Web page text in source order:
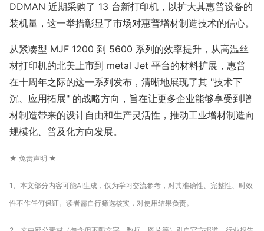
DDMAN 近期采购了 13 台新打印机，以扩大其惠普设备的
装机量，这一举措彰显了市场对惠普增材制造技术的信心。
从紧凑型 MJF 1200 到 5600 系列的效率提升，从高温丝
材打印机的北美上市到 metal Jet 平台的材料扩展，惠普
在十周年之际的这一系列发布，清晰地展现了其 "技术下
沉、应用拓展" 的战略方向，旨在让更多企业能够享受到增
材制造带来的设计自由和生产灵活性，推动工业增材制造向
规模化、普及化方向发展。
★ 免责声明 ★
1、本文部分内容可能AI生成，仅为学习交流参考，对其准确性、完整性、时效
性不作任何保证。读者需自行筛选核实，对使用结果负责。